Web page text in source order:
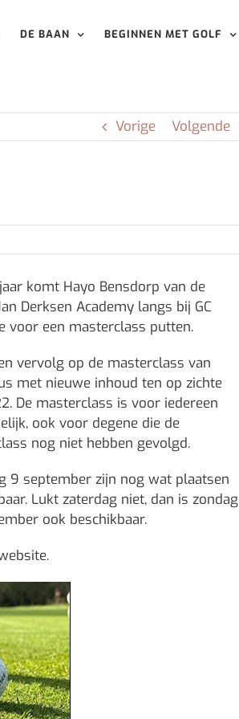
DE BAAN BEGINNEN MET GOLF
Vorige Volgende
komt Hayo Bensdorp van de
Derksen Academy langs bij GC
voor een masterclass putten.
vervolg op de masterclass van
met nieuwe inhoud ten op zichte
De masterclass is voor iedereen
ook voor degene die de
nog niet hebben gevolgd.
9 september zijn nog wat plaatsen
Lukt zaterdag niet, dan is zondag
ook beschikbaar.